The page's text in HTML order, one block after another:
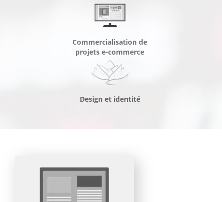
Commercialisation de
projets e-commerce
Design et identité